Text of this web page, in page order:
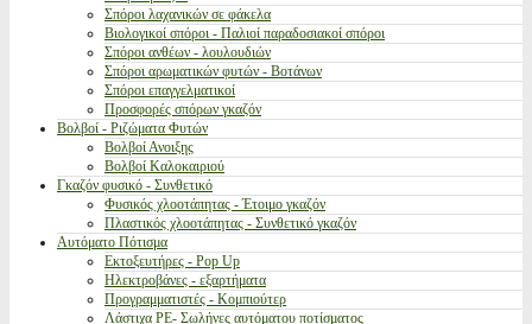
Σπόροι λαχανικών σε φάκελα
Βιολογικοί σπόροι - Παλιοί παραδοσιακοί σπόροι
Σπόροι ανθέων - λουλουδιών
Σπόροι αρωματικών φυτών - Βοτάνων
Σπόροι επαγγελματικοί
Προσφορές σπόρων γκαζόν
Βολβοί - Ριζώματα Φυτών
Βολβοί Ανοιξης
Βολβοί Καλοκαιριού
Γκαζόν φυσικό - Συνθετικό
Φυσικός χλοοτάπητας - Έτοιμο γκαζόν
Πλαστικός χλοοτάπητας - Συνθετικό γκαζόν
Αυτόματο Πότισμα
Εκτοξευτήρες - Pop Up
Ηλεκτροβάνες - εξαρτήματα
Προγραμματιστές - Κομπιούτερ
Λάστιχα PE- Σωλήνες αυτόματου ποτίσματος